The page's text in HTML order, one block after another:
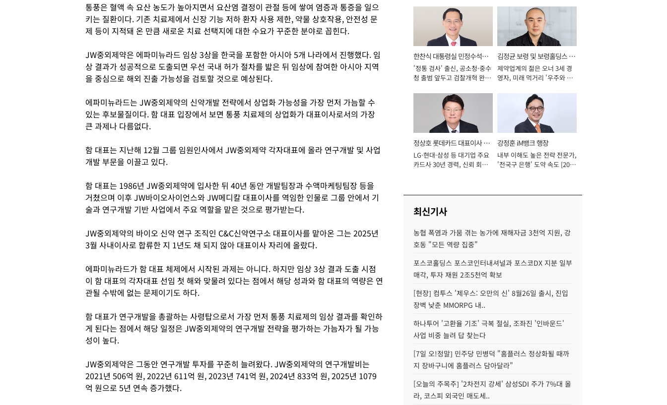
통풍은 혈액 속 요산 농도가 높아지면서 요산염 결정이 관절 등에 쌓여 염증과 통증을 일으
키는 질환이다. 기존 치료제에서 신장 기능 저하 환자 사용 제한, 약물 상호작용, 안전성 문
제 등이 지적돼 온 만큼 새로운 치료 선택지에 대한 수요가 꾸준한 분야로 꼽힌다.
JW중외제약은 에파미뉴라드 임상 3상을 한국을 포함한 아시아 5개 나라에서 진행했다. 임
상 결과가 성공적으로 도출되면 우선 국내 허가 절차를 밟은 뒤 임상에 참여한 아시아 지역
을 중심으로 해외 진출 가능성을 검토할 것으로 예상된다.
에파미뉴라드는 JW중외제약의 신약개발 전략에서 상업화 가능성을 가장 먼저 가늠할 수
있는 후보물질이다. 함 대표 입장에서 보면 통풍 치료제의 상업화가 대표이사로서의 가장
큰 과제나 다름없다.
함 대표는 지난해 12월 그룹 임원인사에서 JW중외제약 각자대표에 올라 연구개발 및 사업
개발 부문을 이끌고 있다.
함 대표는 1986년 JW중외제약에 입사한 뒤 40년 동안 개발팀장과 수액마케팅팀장 등을
거쳤으며 이후 JW바이오사이언스와 JW메디칼 대표이사를 역임한 인물로 그룹 안에서 기
술과 연구개발 기반 사업에서 주요 역할을 맡은 것으로 평가받는다.
JW중외제약의 바이오 신약 연구 조직인 C&C신약연구소 대표이사를 맡아온 그는 2025년
3월 사내이사로 합류한 지 1년도 채 되지 않아 대표이사 자리에 올랐다.
에파미뉴라드가 함 대표 체제에서 시작된 과제는 아니다. 하지만 임상 3상 결과 도출 시점
이 함 대표의 각자대표 선임 첫 해와 맞물려 있다는 점에서 해당 성과와 함 대표의 역량은 연
관될 수밖에 없는 문제이기도 하다.
함 대표가 연구개발을 총괄하는 사령탑으로서 가장 먼저 통풍 치료제의 임상 결과를 확인하
게 된다는 점에서 해당 일정은 JW중외제약의 연구개발 전략을 평가하는 가늠자가 될 가능
성이 높다.
JW중외제약은 그동안 연구개발 투자를 꾸준히 늘려왔다. JW중외제약의 연구개발비는
2021년 506억 원, 2022년 611억 원, 2023년 741억 원, 2024년 833억 원, 2025년 1079
억 원으로 5년 연속 증가했다.
한찬식 대통령실 민정수석비
서관
'정통 검사' 출신, 공소청·중수
청 출범 앞두고 검찰개혁 완수
김정균 보령 및 보령홀딩스 대
표이사 사장
제약업계의 젊은 오너 3세 경
영자, 미래 먹거리 '우주와 헬
정상호 롯데카드 대표이사 사
장
LG·현대·삼성 등 대기업 주요
카드사 30년 경력, 신뢰 회복
강정훈 iM뱅크 행장
내부 이해도 높은 전략 전문가,
'전국구 은행' 도약 속도 [2026
최신기사
농협 폭염과 가뭄 겪는 농가에 재해자금 3천억 지원, 강
호동 "모든 역량 집중"
포스코홀딩스 포스코인터내셔널과 포스코DX 지분 일부
매각, 투자 재원 2조5천억 확보
[현장] 컴투스 '제우스: 오만의 신' 8월26일 출시, 진입
장벽 낮춘 MMORPG 내..
하나투어 '고환율 기조' 극복 절실, 조좌진 '인바운드'
사업 비중 늘려 답 찾는다
[7일 오!정말] 민주당 민병덕 "홈플러스 정상화될 때까
지 장바구니에 홈플러스 담아달라"
[오늘의 주목주] '2차전지 강세' 삼성SDI 주가 7%대 올
라, 코스피 외국인 매도세..